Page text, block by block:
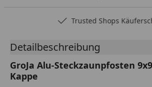
Trusted Shops
Detailbeschreibung
GroJa Alu-Steckzaunpfosten
Kappe